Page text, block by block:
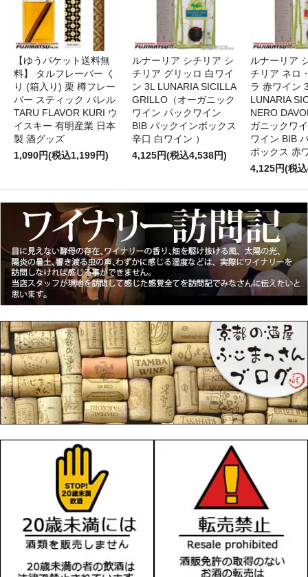
【ゆうパケット送料無
料】 タルフレーバー く
り (箱入り) 栗 樽フレー
バー スティック バレル
TARU FLAVOR KURI ウ
イスキー 有明産業 日本
製 酒グッズ
1,090円(税込1,199円)
ルナーリア シチリア シ
チリア グリッロ 白ワイ
ン 3L LUNARIA SICILLA
GRILLO（オーガニック
ワイン パックワイン
BIB バックインボックス
辛口 白ワイン ）
4,125円(税込4,538円)
ルナーリア
チリア ネロ
ラ 赤ワイ
LUNARIA
NERO
ガニックワ
ワイン BIB
ボックス 赤
4,125円(税